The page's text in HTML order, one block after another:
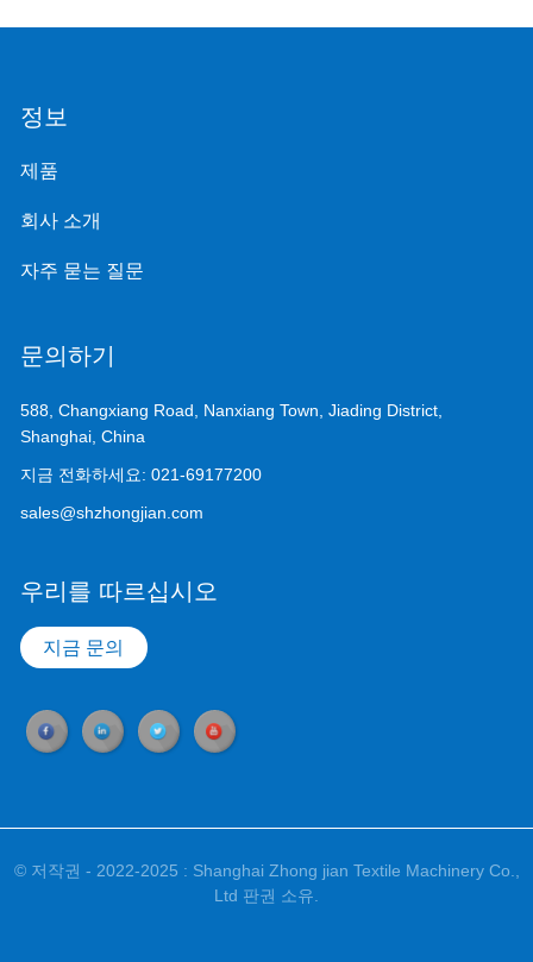
정보
제품
회사 소개
자주 묻는 질문
문의하기
588, Changxiang Road, Nanxiang Town, Jiading District,
Shanghai, China
지금 전화하세요: 021-69177200
sales@shzhongjian.com
우리를 따르십시오
지금 문의
© 저작권 - 2022-2025 : Shanghai Zhong jian Textile Machinery Co.,
Ltd 판권 소유.